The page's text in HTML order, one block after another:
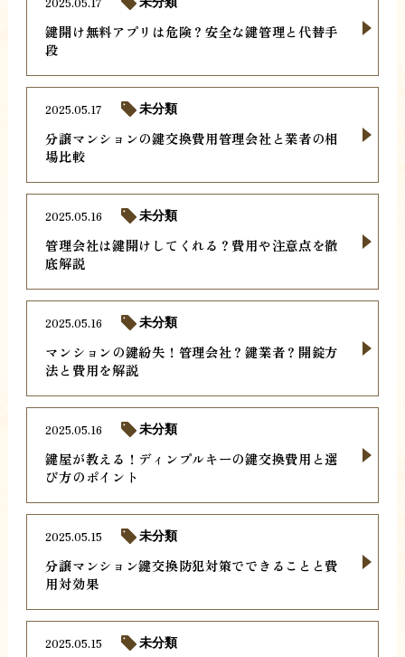
鍵開け無料アプリは危険？安全な鍵管理と代替手
段
分譲マンションの鍵交換費用管理会社と業者の相
場比較
2025.05.17 未分類
管理会社は鍵開けしてくれる？費用や注意点を徹
底解説
2025.05.16 未分類
マンションの鍵紛失！管理会社？鍵業者？開錠方
法と費用を解説
2025.05.16 未分類
鍵屋が教える！ディンプルキーの鍵交換費用と選
び方のポイント
2025.05.16 未分類
分譲マンション鍵交換防犯対策でできることと費
用対効果
2025.05.15 未分類
2025.05.15 未分類